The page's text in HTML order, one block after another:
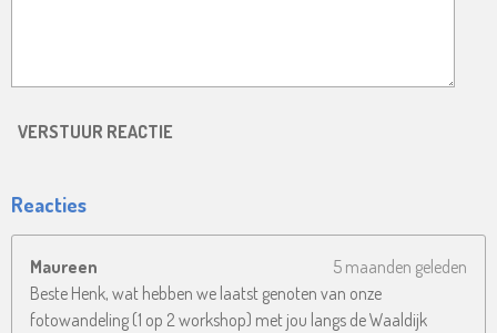
VERSTUUR REACTIE
Reacties
Maureen
5 maanden geleden
Beste Henk, wat hebben we laatst genoten van onze
fotowandeling (1 op 2 workshop) met jou langs de Waaldijk